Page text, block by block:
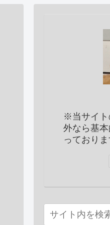
※当サイト
外なら基
っており